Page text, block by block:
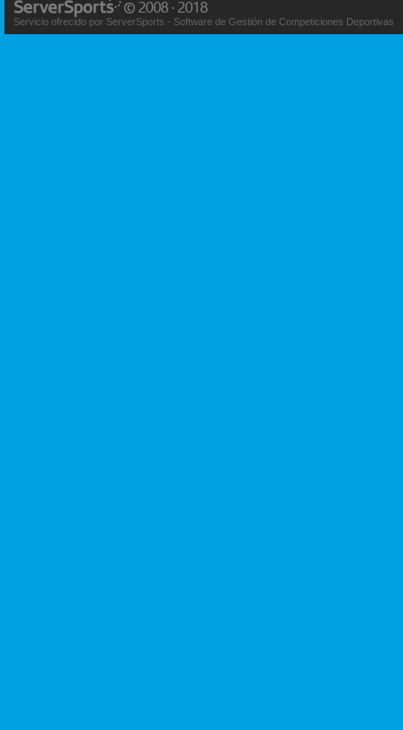
Servicio ofrecido por ServerSports - Software de Gestión de Competiciones Deportivas